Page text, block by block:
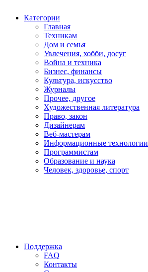
Категории
Главная
Техникам
Дом и семья
Увлечения, хобби, досуг
Война и техника
Бизнес, финансы
Культура, искусство
Журналы
Прочее, другое
Художественная литература
Право, закон
Дизайнерам
Веб-мастерам
Информационные технологии
Программистам
Образование и наука
Человек, здоровье, спорт
Поддержка
FAQ
Контакты